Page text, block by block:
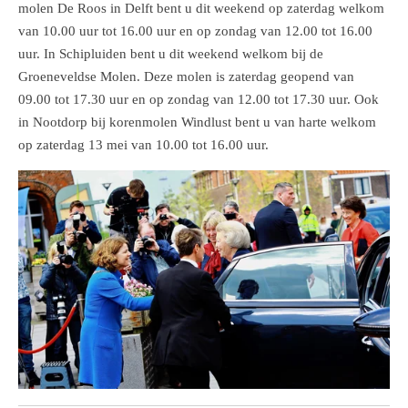
molen De Roos in Delft bent u dit weekend op zaterdag welkom
van 10.00 uur tot 16.00 uur en op zondag van 12.00 tot 16.00
uur. In Schipluiden bent u dit weekend welkom bij de
Groeneveldse Molen. Deze molen is zaterdag geopend van
09.00 tot 17.30 uur en op zondag van 12.00 tot 17.30 uur. Ook
in Nootdorp bij korenmolen Windlust bent u van harte welkom
op zaterdag 13 mei van 10.00 tot 16.00 uur.